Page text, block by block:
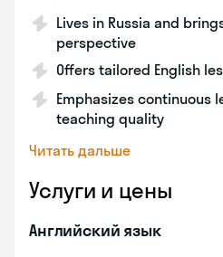
Lives in Russia and
perspective
Offers tailored English
Emphasizes continuous
teaching quality
Читать дальше
Услуги и цены
Английский язык